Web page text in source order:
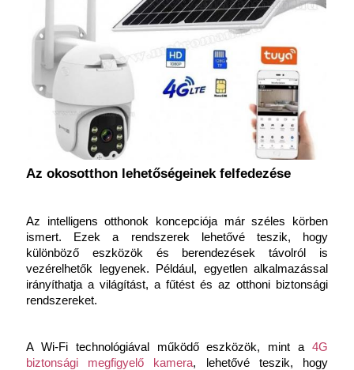
Az okosotthon lehetőségeinek felfedezése
Az intelligens otthonok koncepciója már széles körben
ismert. Ezek a rendszerek lehetővé teszik, hogy
különböző eszközök és berendezések távolról is
vezérelhetők legyenek. Például, egyetlen alkalmazással
irányíthatja a világítást, a fűtést és az otthoni biztonsági
rendszereket.
A Wi-Fi technológiával működő eszközök, mint a
4G
biztonsági megfigyelő kamera, lehetővé teszik, hogy